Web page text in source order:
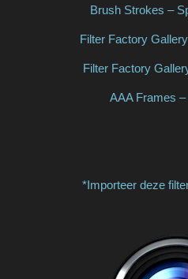
Brush Strokes –
Filter Factory
Filter Factory
AAA Frames
*Importeer deze